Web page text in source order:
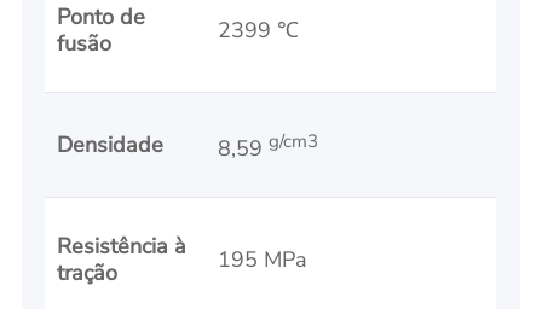
Ponto de
fusão
2399 ℃
Densidade 8,59 g/cm3
Resistência à
tração
195 MPa